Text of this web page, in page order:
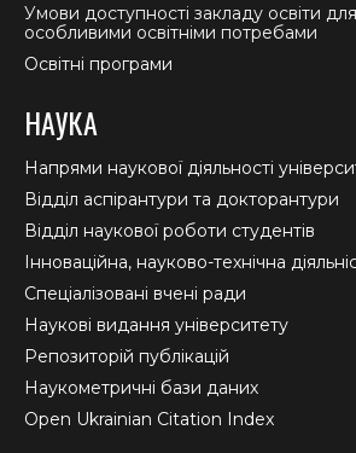
Умови доступності закладу освіти
особливими освітніми потребами
Освітні програми
НАУКА
Напрями наукової діяльності
Відділ аспірантури та докторантури
Відділ наукової роботи студентів
Інноваційна, науково-технічна
Спеціалізовані вчені ради
Наукові видання університету
Репозиторій публікацій
Наукометричні бази даних
Open Ukrainian Citation Index